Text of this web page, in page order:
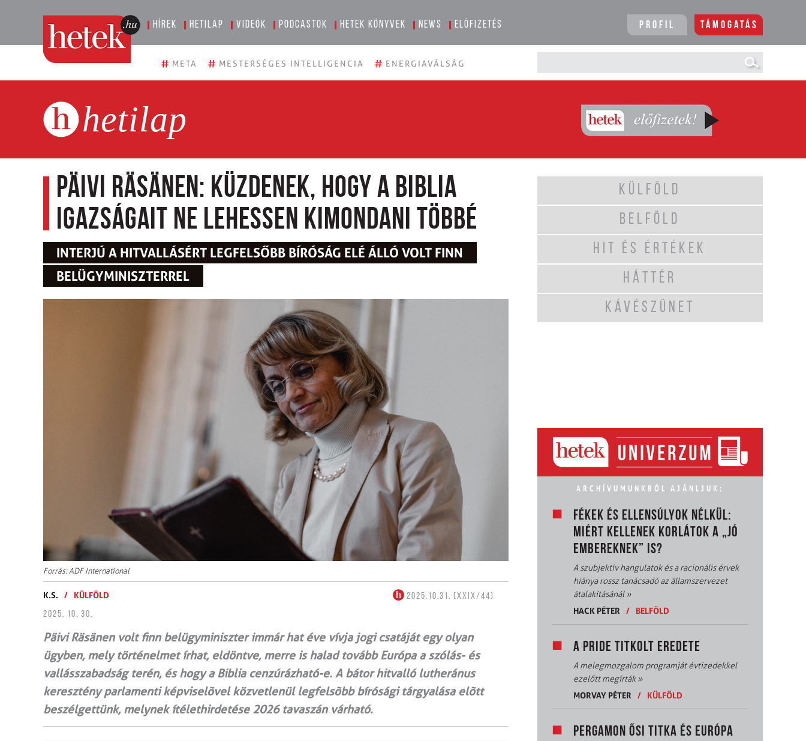
Hírek Hetilap Videók Podcastok Hetek könyvek News Előfizetés Profil Támogatás
# META # MESTERSÉGES INTELLIGENCIA # ENERGIAVÁLSÁG
hetilap
Päivi Räsänen: Küzdenek, hogy a Biblia
igazságait ne lehessen kimondani többé
INTERJÚ A HITVALLÁSÉRT LEGFELSŐBB BÍRÓSÁG ELÉ ÁLLÓ VOLT FINN
BELÜGYMINISZTERREL
Forrás: ADF International
K.S. / KÜLFÖLD
2025.10.31. (XXIX/44)
2025. 10. 30.
Päivi Räsänen volt finn belügyminiszter immár hat éve vívja jogi csatáját egy olyan
ügyben, mely történelmet írhat, eldöntve, merre is halad tovább Európa a szólás- és
vallásszabadság terén, és hogy a Biblia cenzúrázható-e. A bátor hitvalló lutheránus
keresztény parlamenti képviselõvel közvetlenül legfelsõbb bírósági tárgyalása elõtt
beszélgettünk, melynek ítélethirdetése 2026 tavaszán várható.
KÜLFÖLD
BELFÖLD
HIT ÉS ÉRTÉKEK
HÁTTÉR
KÁVÉSZÜNET
ARCHÍVUMUNKBÓL AJÁNLJUK:
FÉKEK ÉS ELLENSÚLYOK NÉLKÜL:
MIÉRT KELLENEK KORLÁTOK A „JÓ
EMBEREKNEK” IS?
A szubjektív hangulatok és a racionális érvek
hiánya rossz tanácsadó az államszervezet
átalakításánál»
HACK PÉTER
/ BELFÖLD
A PRIDE TITKOLT EREDETE
A melegmozgalom programját évtizedekkel
ezelőtt megírták»
MORVAY PÉTER
/ KÜLFÖLD
PERGAMON ŐSI TITKA ÉS EURÓPA